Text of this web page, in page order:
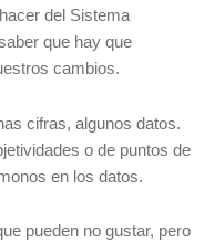
del Sistema
que hay que
cambios.
cifras, algunos datos.
o de puntos de
en los datos.
pueden no gustar, pero